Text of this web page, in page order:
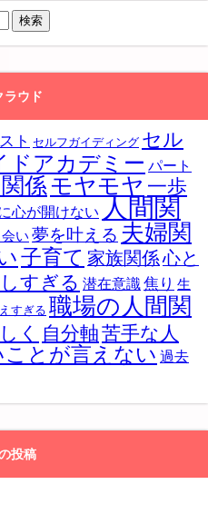
ラウド
ト セルフガイディング セル
ドアカデミー パート
係モヤモヤ 一歩
心が開けない 人間関
い 夢を叶える 夫婦関
子育て 家族関係心と
すぎる 潜在意識焦り 生
すぎる 職場の人間関
く 自分軸苦手な人
とが言えない 過去
投稿